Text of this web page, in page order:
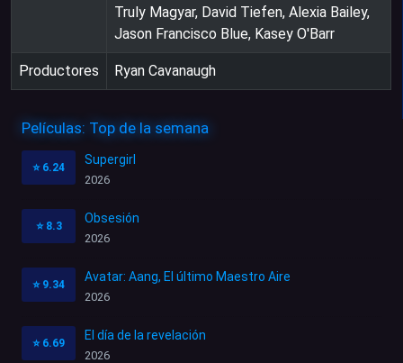
Truly Magyar, David Tiefen, Alexia Bailey,
Jason Francisco Blue, Kasey O'Barr
Productores Ryan Cavanaugh
Películas: Top de la semana
⭐ 6.24
Supergirl
2026
⭐ 8.3
Obsesión
2026
⭐ 9.34
Avatar: Aang, El último Maestro Aire
2026
⭐ 6.69
El día de la revelación
2026